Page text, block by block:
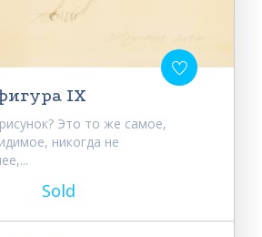
IX
Это то же самое,
никогда не
Sold